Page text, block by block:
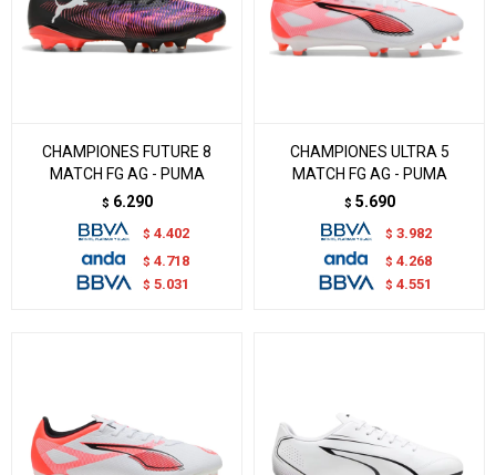
CHAMPIONES FUTURE 8
MATCH FG AG - PUMA
$ 6.290
$ 4.402
$ 4.718
$ 5.031
CHAMPIONES ULTRA 5
MATCH FG AG - PUMA
$ 5.690
$ 3.982
$ 4.268
$ 4.551